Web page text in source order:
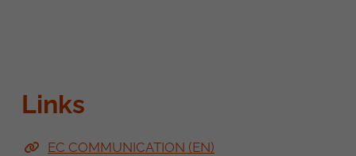
Links
EC COMMUNICATION (EN)